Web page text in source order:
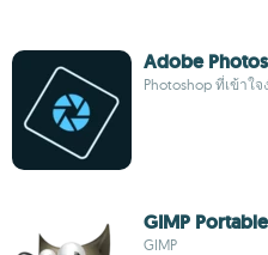
Adobe
Photoshop ที่เข้าใ
GIMP Portable
GIMP